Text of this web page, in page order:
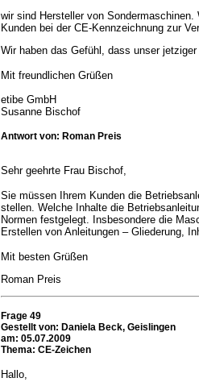
wir sind Hersteller von
Kunden bei der CE-Kennzeichnung zur
Wir haben das Gefühl, dass unser
Mit freundlichen Grüßen
etibe GmbH
Susanne Bischof
Antwort von: Roman Preis
Sehr geehrte Frau Bischof,
Sie müssen Ihrem Kunden die
stellen. Welche Inhalte die
Normen festgelegt. Insbesondere die
Erstellen von Anleitungen – Gliederung,
Mit besten Grüßen
Roman Preis
Frage 49
Gestellt von: Daniela Beck, Geislingen
am: 05.07.2009
Thema: CE-Zeichen
Hallo,